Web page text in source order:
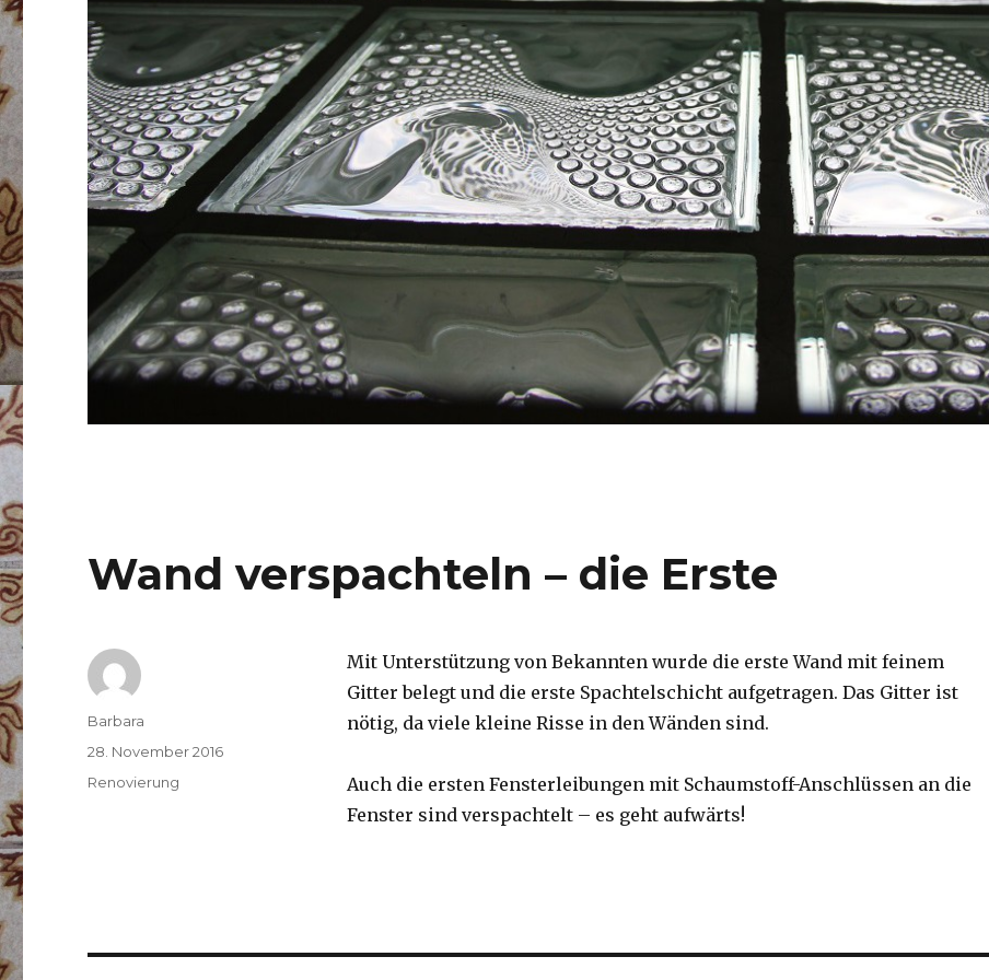
Wand verspachteln – die Erste
Mit Unterstützung von Bekannten wurde die erste Wand mit feinem
Gitter belegt und die erste Spachtelschicht aufgetragen. Das Gitter ist
nötig, da viele kleine Risse in den Wänden sind.
Auch die ersten Fensterleibungen mit Schaumstoff-Anschlüssen an die
Fenster sind verspachtelt – es geht aufwärts!
Autor
Barbara
Veröffentlicht
28. November 2016
Kategorien
Renovierung